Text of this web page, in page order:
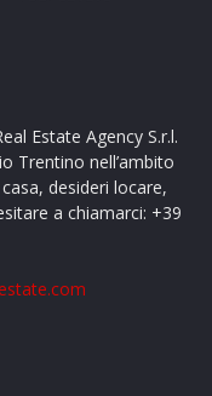
Estate Agency S.r.l.
Trentino nell’ambito
desideri locare,
a chiamarci: +39